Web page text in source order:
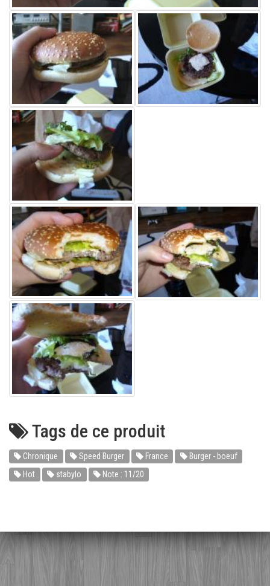
Tags de ce produit
Chronique Speed Burger France
Burger - boeuf
Hot
stabylo Note : 11/20